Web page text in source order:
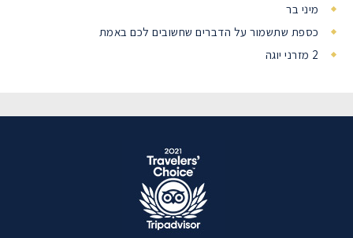
מיני בר
כספת שתשמור על הדברים שחשובים לכם באמת
2 מזרני יוגה